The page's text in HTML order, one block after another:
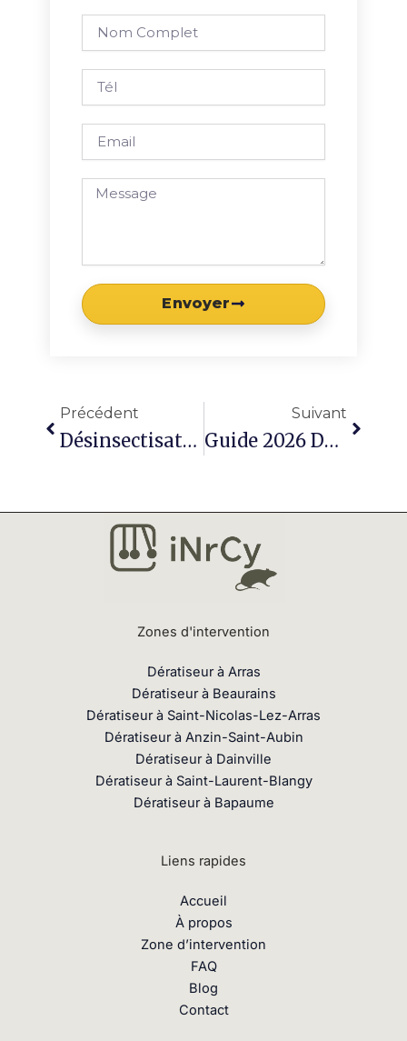
complet
Message
Envoyer
Précédent
Désinsectisation Cafard À Arras : Éliminer Durablement Les Cafards, Protéger Votre Santé Et Retrouver Un Environnement Sain
Suivant
Guide 2026 De La Solution De Dératisation À Anzin-Saint-Aubin : Assainir Durablement Les Habitations Et Les Locaux
Zones d'intervention
Dératiseur à Arras
Dératiseur à Beaurains
Dératiseur à Saint-Nicolas-Lez-Arras
Dératiseur à Anzin-Saint-Aubin
Dératiseur à Dainville
Dératiseur à Saint-Laurent-Blangy
Dératiseur à Bapaume
Liens rapides
Accueil
À propos
Zone d’intervention
FAQ
Blog
Contact